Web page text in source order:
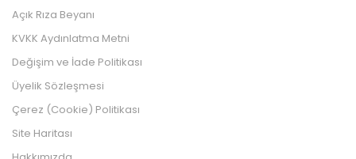
Açık Rıza Beyanı
KVKK Aydınlatma Metni
Değişim ve İade Politikası
Üyelik Sözleşmesi
Çerez (Cookie) Politikası
Site Haritası